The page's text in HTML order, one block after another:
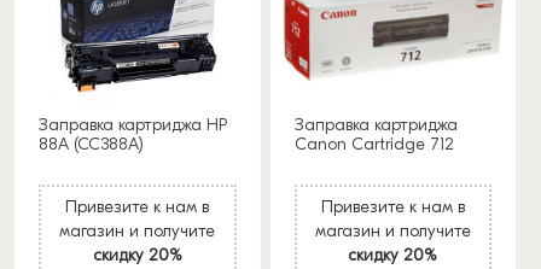
Заправка картриджа HP
88A (CC388A)
Привезите к нам в
магазин и получите
скидку 20%
Заправка картриджа
Canon Cartridge 712
Привезите к нам в
магазин и получите
скидку 20%